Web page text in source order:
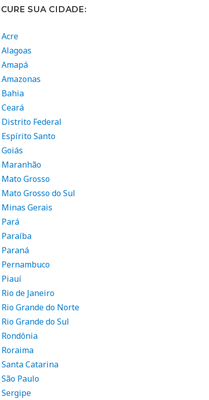
SUA CIDADE:
Acre
Alagoas
Amapá
Amazonas
Bahia
Ceará
Distrito Federal
Espírito Santo
Goiás
Maranhão
Mato Grosso
Mato Grosso do Sul
Minas Gerais
Pará
Paraíba
Paraná
Pernambuco
Piauí
Rio de Janeiro
Rio Grande do Norte
Rio Grande do Sul
Rondônia
Roraima
Santa Catarina
São Paulo
Sergipe